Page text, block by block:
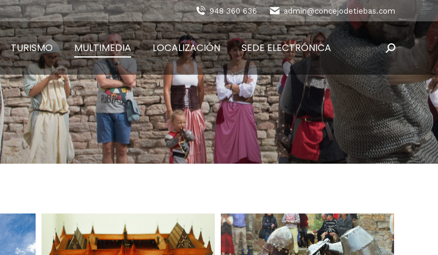
948 360 636 admin@concejodetiebas.com
TURISMO MULTIMEDIA LOCALIZACIÓN SEDE ELECTRÓNICA Buscar: